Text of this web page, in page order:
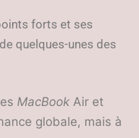
forts et ses
quelques-unes des
MacBook Air et
globale, mais à